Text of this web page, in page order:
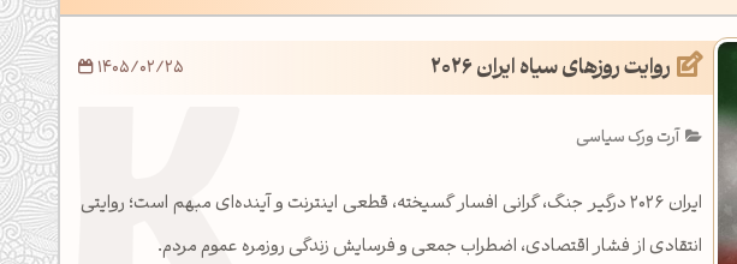
سوالات متداول‌‌
روایت روزهای سیاه ایران 2026
آرت ورک سیاسی
ایران ۲۰۲۶ درگیر جنگ، گرانی افسار گسیخته، قطعی اینترنت و آینده‌ای مبهم است؛ روایتی
انتقادی از فشار اقتصادی، اضطراب جمعی و فرسایش زندگی روزمره عموم مردم.
1405/02/25